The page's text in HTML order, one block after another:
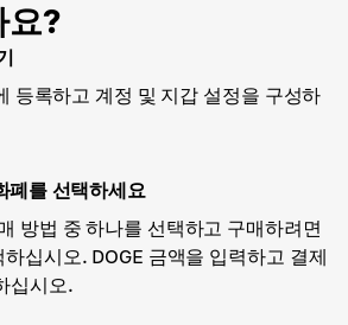
요?
등록하고 계정 및 지갑 설정을 구성하
폐를 선택하세요
방법 중 하나를 선택하고 구매하려면
하십시오. DOGE 금액을 입력하고 결제
십시오.